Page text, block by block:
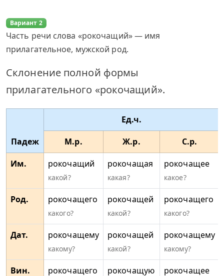
Вариант 2
Часть речи слова «рокочащий» — имя
прилагательное, мужской род.
Склонение полной формы
прилагательного «рокочащий».
Падеж
Ед.ч.
М.р.
Ж.р.
С.р.
Им.
рокочащий
какой?
рокочащая
какая?
рокочащее
какое?
Род. рокочащего
какого?
рокочащей
какой?
рокочащего
какого?
Дат. рокочащему
какому?
рокочащей
какой?
рокочащему
какому?
Вин. рокочащего рокочащую рокочащее